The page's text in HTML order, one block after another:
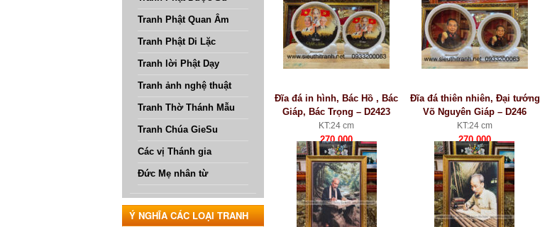
Tranh Phật Quan Âm
Tranh Phật Di Lặc
Tranh lời Phật Dạy
Tranh ảnh nghệ thuật
Tranh Thờ Thánh Mẫu
Tranh Chúa GieSu
Các vị Thánh gia
Đức Mẹ nhân từ
Ý NGHĨA CÁC LOẠI TRANH
Đĩa đá in hình, Bác Hồ , Bác
Giáp, Bác Trọng – D2423
KT:24 cm
270.000
Đĩa đá thiên nhiên, Đại tướng
Võ Nguyên Giáp – D246
KT:24 cm
270.000